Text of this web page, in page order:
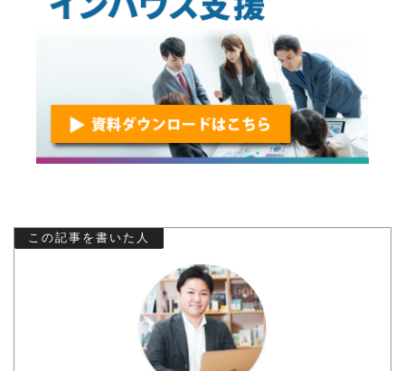
この記事を書いた人